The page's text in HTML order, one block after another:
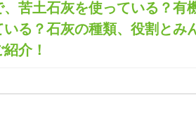
苦土石灰を使っている？有
る？石灰の種類、役割とみ
介！